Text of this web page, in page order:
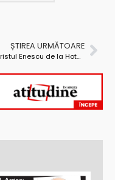
ȘTIREA URMĂTOARE
Afaceristul Enescu de la Hotel Victoria s-a războit cu un vecin